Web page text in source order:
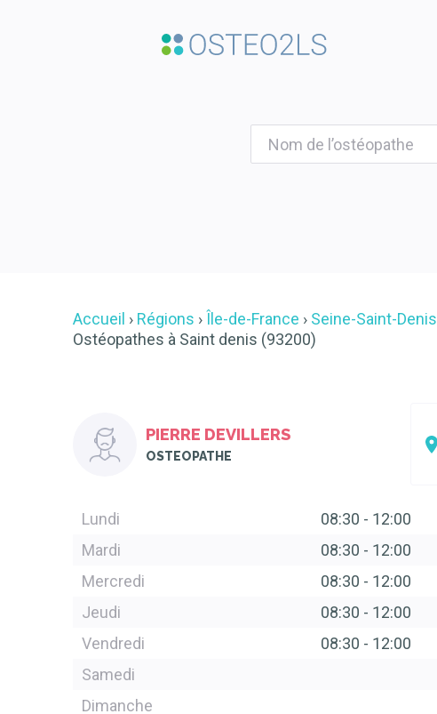
Accueil Régions Île-de-France
Seine-Saint-Denis
Ostéopathes à Saint denis (93200)
PIERRE DEVILLERS
OSTEOPATHE
Lundi 08:30 - 12:00
Mardi
08:30 - 12:00
Mercredi
08:30 - 12:00
Jeudi
08:30 - 12:00
Vendredi
08:30 - 12:00
Samedi
Dimanche